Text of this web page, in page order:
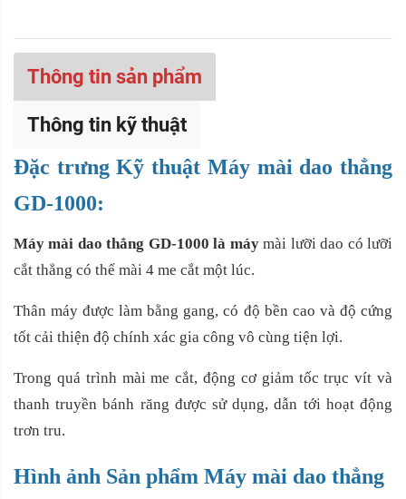
Thông tin sản phẩm
Thông tin kỹ thuật
Đặc trưng Kỹ thuật Máy mài dao thẳng
GD-1000:
Máy mài dao thẳng GD-1000 là máymài lưỡi dao có lưỡi
cắt thẳng có thể mài 4 me cắt một lúc.
Thân máy được làm bằng gang, có độ bền cao và độ cứng
tốt cải thiện độ chính xác gia công vô cùng tiện lợi.
Trong quá trình mài me cắt, động cơ giảm tốc trục vít và
thanh truyền bánh răng được sử dụng, dẫn tới hoạt động
trơn tru.
Hình ảnh Sản phẩm Máy mài dao thẳng